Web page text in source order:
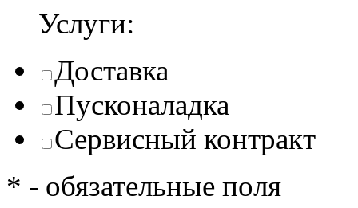
Услуги:
Доставка
Пусконаладка
Сервисный контракт
* - обязательные поля